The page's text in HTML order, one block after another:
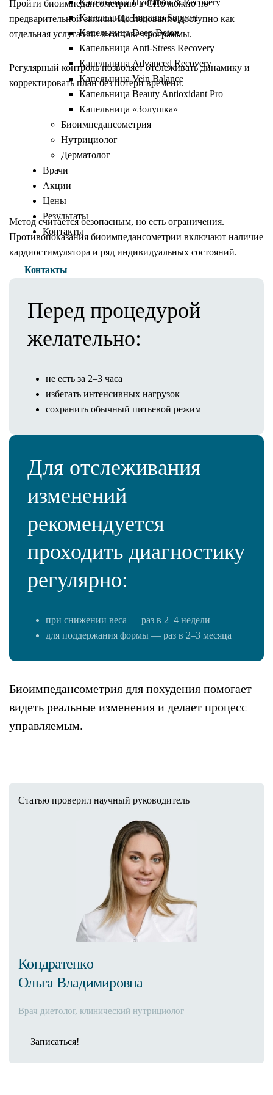
Капельница Immuno Support
Капельница Deep Detox
Капельница Anti-Stress Recovery
Капельница Advanced Recovery
Капельница Vein Balance
Капельница Beauty Antioxidant Pro
Капельница «Золушка»
Биоимпедансометрия
Нутрициолог
Дерматолог
Врачи
Акции
Цены
Результаты
Контакты
Контакты
Санкт-Петербург
Пройти биоимпедансометрию в СПб можно по
предварительной записи. Исследование доступно как
отдельная услуга или в составе программы.
Регулярный контроль позволяет отслеживать динамику и
корректировать план без потери времени.
Ограничения и
рекомендации
Метод считается безопасным, но есть ограничения.
Противопоказания биоимпедансометрии включают наличие
кардиостимулятора и ряд индивидуальных состояний.
Перед процедурой
желательно:
не есть за 2–3 часа
избегать интенсивных нагрузок
сохранить обычный питьевой режим
Для отслеживания
изменений
рекомендуется
проходить диагностику
регулярно:
при снижении веса — раз в 2–4 недели
для поддержания формы — раз в 2–3 месяца
Биоимпедансометрия для похудения помогает
видеть реальные изменения и делает процесс
управляемым.
Статью проверил научный руководитель
Кондратенко
Ольга Владимировна
Врач диетолог, клинический нутрициолог
Записаться!